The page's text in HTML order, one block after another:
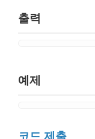
출력
예제
코드 제출